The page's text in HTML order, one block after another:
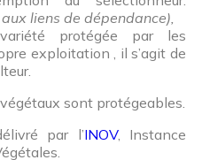
liens de dépendance),
protégée par les
exploitation , il s’agit de
sont protégeables.
par l’INOV, Instance